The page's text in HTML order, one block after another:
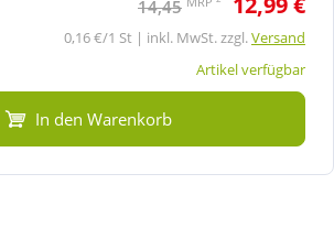
14,45
0,16 €/1 St | inkl. MwSt. zzgl.Versand
Artikel verfügbar
In den Warenkorb